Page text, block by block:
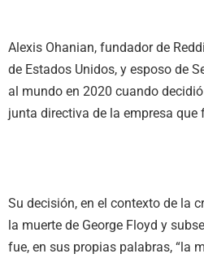
Alexis Ohanian, fundador de
de Estados Unidos, y esposo de
al mundo en 2020 cuando
junta directiva de la empresa que
Su decisión, en el contexto de la
la muerte de George Floyd y
fue, en sus propias palabras, “la